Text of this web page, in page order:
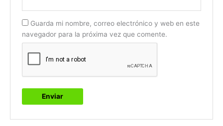
Guarda mi nombre, correo electrónico y web en este
navegador para la próxima vez que comente.